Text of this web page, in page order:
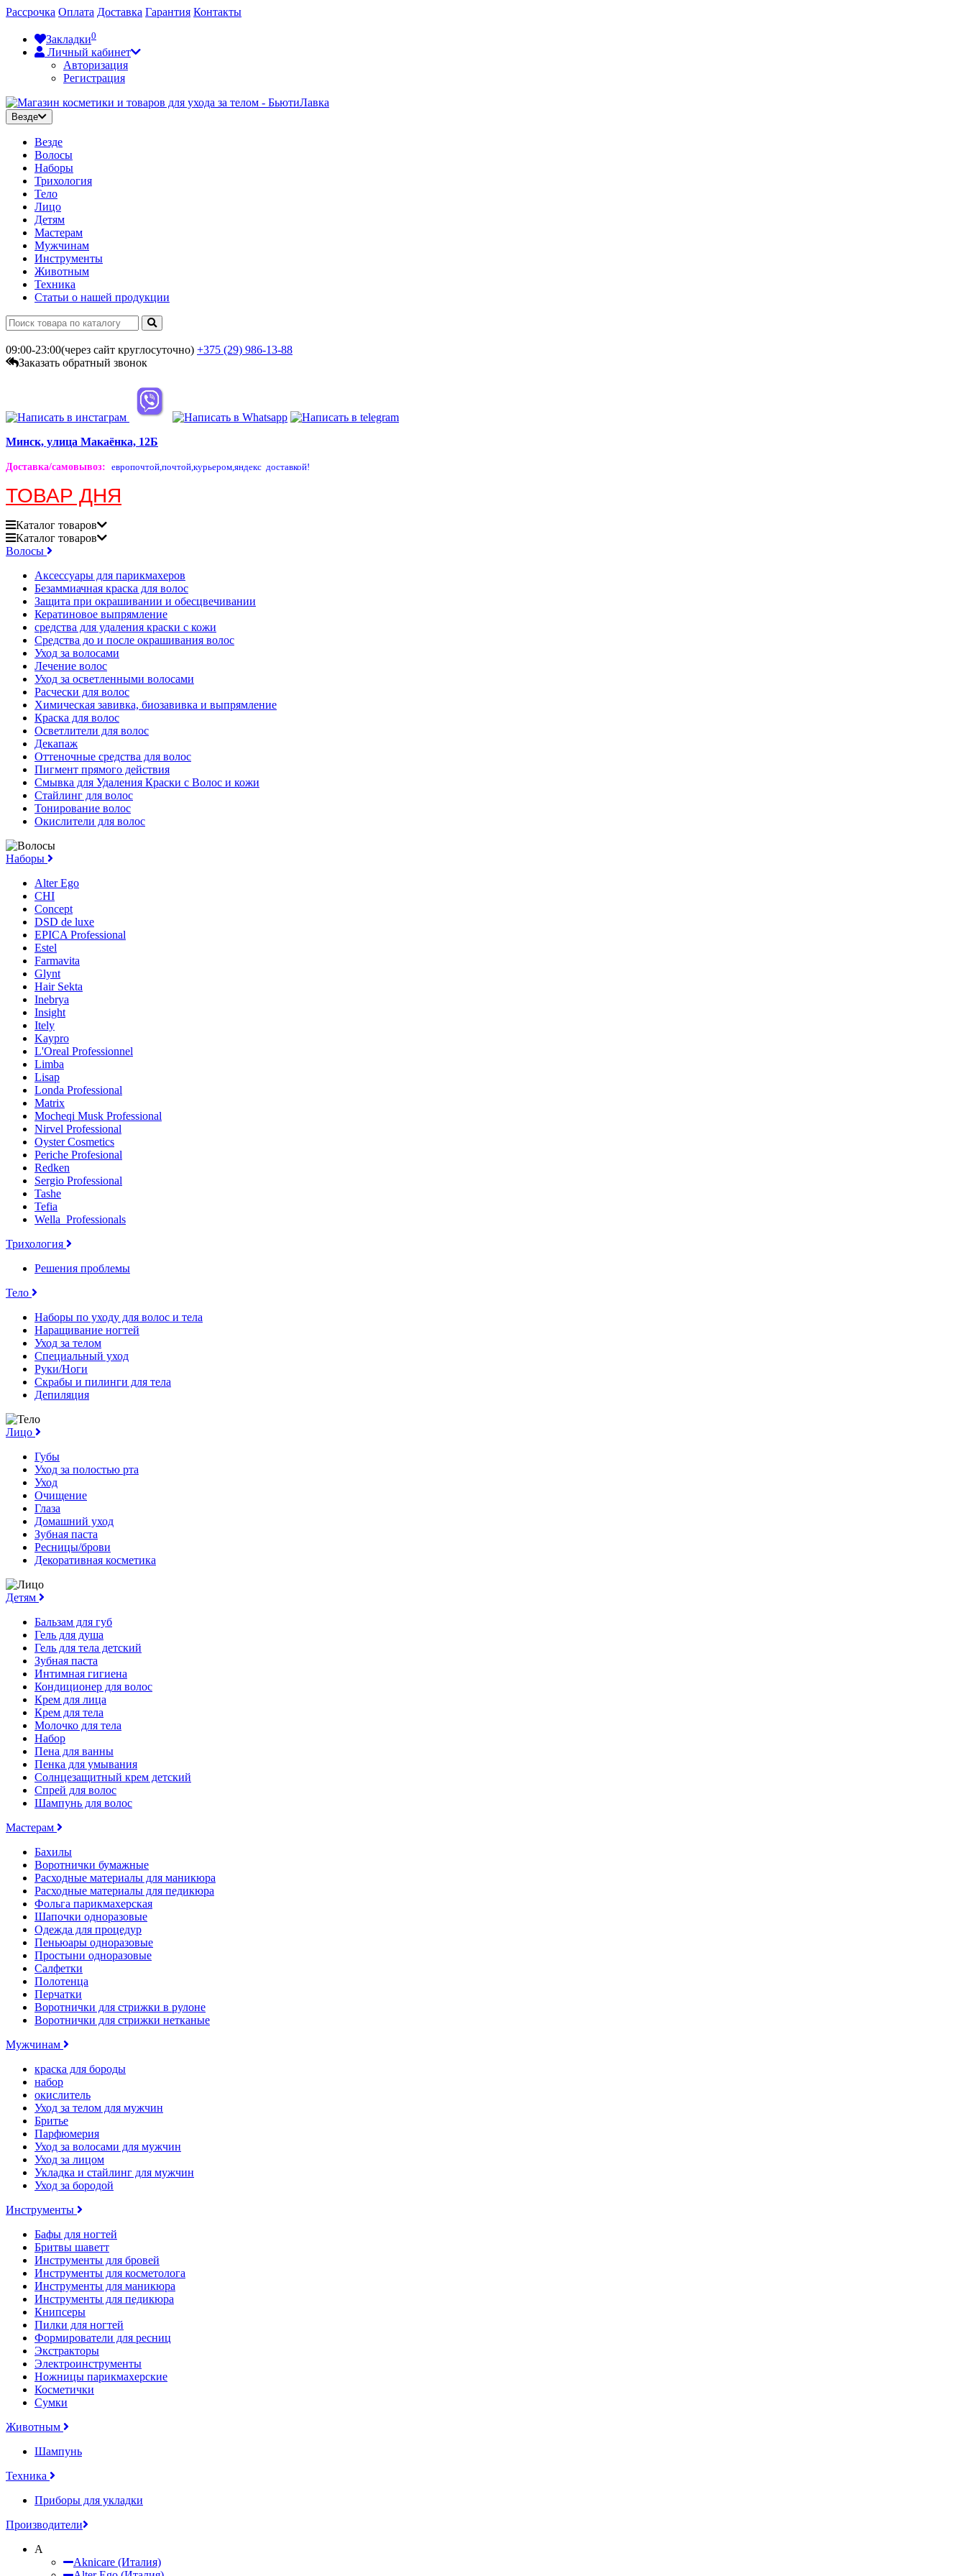
Рассрочка Оплата Доставка Гарантия Контакты
Закладки0
Личный кабинет
Авторизация
Регистрация
Везде
Везде
Волосы
Наборы
Трихология
Тело
Лицо
Детям
Мастерам
Мужчинам
Инструменты
Животным
Техника
Статьи о нашей продукции
09:00-23:00(через сайт круглосуточно) +375 (29) 986-13-88
Заказать обратный звонок
Минск, улица Макаёнка, 12Б
Доставка/самовывоз: европочтой,почтой,курьером,яндекс доставкой!
ТОВАР ДНЯ
Каталог товаров
Каталог товаров
Волосы
Аксессуары для парикмахеров
Безаммиачная краска для волос
Защита при окрашивании и обесцвечивании
Кератиновое выпрямление
средства для удаления краски с кожи
Средства до и после окрашивания волос
Уход за волосами
Лечение волос
Уход за осветленными волосами
Расчески для волос
Химическая завивка, биозавивка и выпрямление
Краска для волос
Осветлители для волос
Декапаж
Оттеночные средства для волос
Пигмент прямого действия
Смывка для Удаления Краски с Волос и кожи
Стайлинг для волос
Тонирование волос
Окислители для волос
Наборы
Alter Ego
CHI
Concept
DSD de luxe
EPICA Professional
Estel
Farmavita
Glynt
Hair Sekta
Inebrya
Insight
Itely
Kaypro
L'Oreal Professionnel
Limba
Lisap
Londa Professional
Matrix
Mocheqi Musk Professional
Nirvel Professional
Oyster Cosmetics
Periche Profesional
Redken
Sergio Professional
Tashe
Tefia
Wella_Professionals
Трихология
Решения проблемы
Тело
Наборы по уходу для волос и тела
Наращивание ногтей
Уход за телом
Специальный уход
Руки/Ноги
Скрабы и пилинги для тела
Депиляция
Лицо
Губы
Уход за полостью рта
Уход
Очищение
Глаза
Домашний уход
Зубная паста
Ресницы/брови
Декоративная косметика
Детям
Бальзам для губ
Гель для душа
Гель для тела детский
Зубная паста
Интимная гигиена
Кондиционер для волос
Крем для лица
Крем для тела
Молочко для тела
Набор
Пена для ванны
Пенка для умывания
Солнцезащитный крем детский
Спрей для волос
Шампунь для волос
Мастерам
Бахилы
Воротнички бумажные
Расходные материалы для маникюра
Расходные материалы для педикюра
Фольга парикмахерская
Шапочки одноразовые
Одежда для процедур
Пеньюары одноразовые
Простыни одноразовые
Салфетки
Полотенца
Перчатки
Воротнички для стрижки в рулоне
Воротнички для стрижки нетканые
Мужчинам
краска для бороды
набор
окислитель
Уход за телом для мужчин
Бритье
Парфюмерия
Уход за волосами для мужчин
Уход за лицом
Укладка и стайлинг для мужчин
Уход за бородой
Инструменты
Бафы для ногтей
Бритвы шаветт
Инструменты для бровей
Инструменты для косметолога
Инструменты для маникюра
Инструменты для педикюра
Книпсеры
Пилки для ногтей
Формирователи для ресниц
Экстракторы
Электроинструменты
Ножницы парикмахерские
Косметички
Сумки
Животным
Шампунь
Техника
Приборы для укладки
Производители
A
Aknicare (Италия)